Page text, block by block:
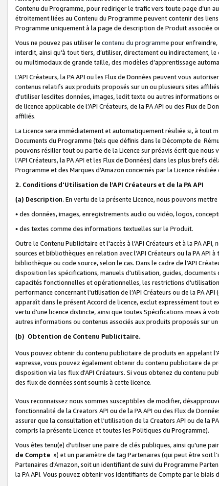
Contenu du Programme, pour rediriger le trafic vers toute page d'un
étroitement liées au Contenu du Programme peuvent contenir des
Programme uniquement à la page de description de Produit associée
Vous ne pouvez pas utiliser le contenu du programme pour
interdit, ainsi qu’à tout tiers, d’utiliser, directement ou indirectement,
ou multimodaux de grande taille, des modèles d’apprentissage
L’API Créateurs, la PA API ou les Flux de Données peuvent vous
contenus relatifs aux produits proposés sur un ou plusieurs sites
d'utiliser lesdites données, images, ledit texte ou autres informations
de licence applicable de l’API Créateurs, de la PA API ou des Flux de
affiliés.
La Licence sera immédiatement et automatiquement résiliée si, à
Documents du Programme (tels que définis dans le Décompte de
pouvons résilier tout ou partie de la Licence sur préavis écrit que
l’API Créateurs, la PA API et les Flux de Données) dans les plus
Programme et des Marques d'Amazon concernés par la Licence
2. Conditions d'Utilisation de l’API Créateurs et de la PA API
(a) Description. En vertu de la présente Licence, nous pouvons
• des données, images, enregistrements audio ou vidéo, logos,
• des textes comme des informations textuelles sur le Produit.
Outre le Contenu Publicitaire et l'accès à l’API Créateurs et à la PA
sources et bibliothèques en relation avec l’API Créateurs ou la PA
bibliothèque ou code source, selon le cas. Dans le cadre de l’API
disposition les spécifications, manuels d'utilisation, guides,
capacités fonctionnelles et opérationnelles, les restrictions
performance concernant l'utilisation de l’API Créateurs ou de la PA
apparaît dans le présent Accord de licence, exclut expressément tout
vertu d'une licence distincte, ainsi que toutes Spécifications mises à
autres informations ou contenus associés aux produits proposés sur
(b) Obtention de Contenu Publicitaire.
Vous pouvez obtenir du contenu publicitaire de produits en appelant
expresse, vous pouvez également obtenir du contenu publicitaire de
disposition via les flux d'API Créateurs. Si vous obtenez du contenu
des flux de données sont soumis à cette licence.
Vous reconnaissez nous sommes susceptibles de modifier,
fonctionnalité de la Creators API ou de la PA API ou des Flux de
assurer que la consultation et l'utilisation de la Creators API ou de la
compris la présente Licence et toutes les Politiques du Programme).
Vous êtes tenu(e) d'utiliser une paire de clés publiques, ainsi qu'une
de Compte ») et un paramètre de tag Partenaires (qui peut être soit
Partenaires d'Amazon, soit un identifiant de suivi du Programme
la PA API. Vous pouvez obtenir vos Identifiants de Compte par le biais